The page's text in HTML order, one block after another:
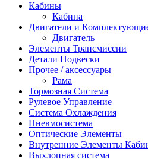
Кабины
Кабина
Двигатели и
Двигатель
Элементы Трансмиссии
Детали Подвески
Прочее / аксессуары
Рама
Тормозная Система
Рулевое Управление
Система Охлаждения
Пневмосистема
Оптические Элементы
Внутренние Элементы
Выхлопная система